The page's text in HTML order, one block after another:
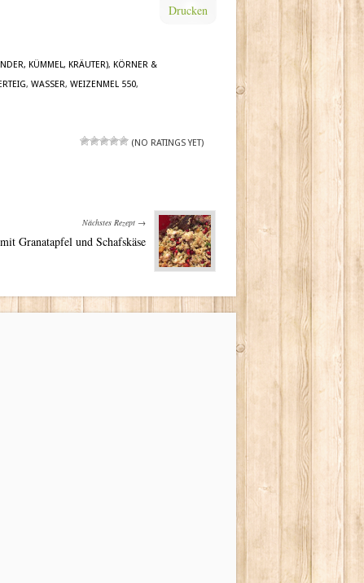
Drucken
KÜMMEL, KRÄUTER), KÖRNER &
, WASSER, WEIZENMEL 550,
(NO RATINGS YET)
Nächstes Rezept →
Granatapfel und Schafskäse